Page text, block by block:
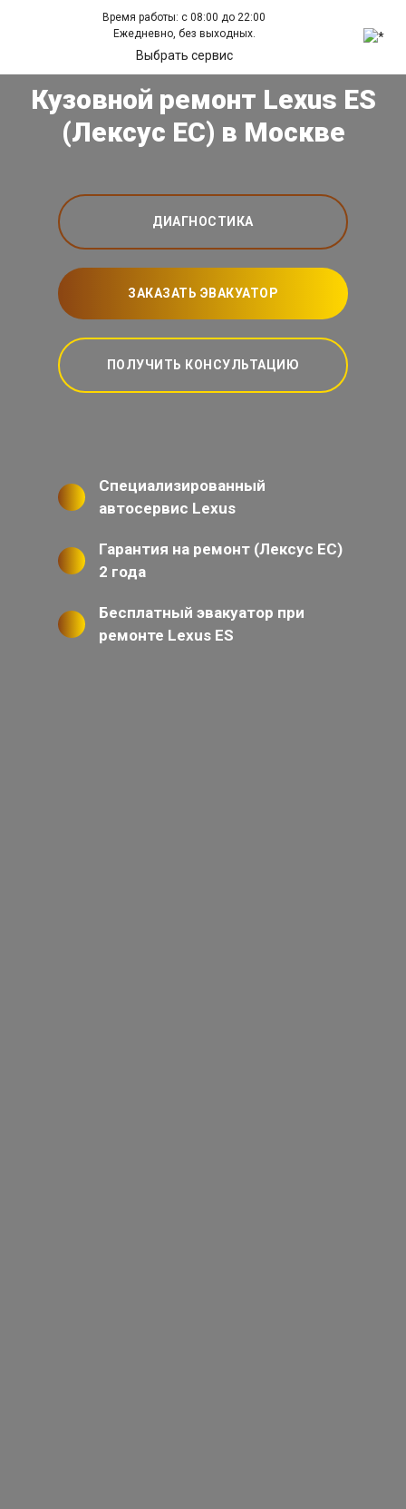
Время работы: с 08:00 до 22:00
Ежедневно, без выходных.
Выбрать сервис
Кузовной ремонт Lexus ES
(Лексус ЕС) в Москве
ДИАГНОСТИКА
ЗАКАЗАТЬ ЭВАКУАТОР
ПОЛУЧИТЬ КОНСУЛЬТАЦИЮ
Специализированный
автосервис Lexus
Гарантия на ремонт (Лексус ЕС)
2 года
Бесплатный эвакуатор при
ремонте Lexus ES